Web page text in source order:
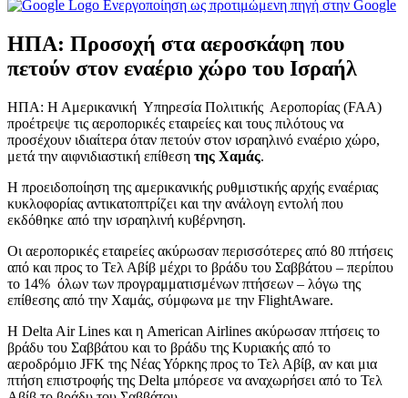
Ενεργοποίηση ως προτιμώμενη πηγή στην Google
ΗΠΑ: Προσοχή στα αεροσκάφη που
πετούν στον εναέριο χώρο του Ισραήλ
ΗΠΑ: Η Αμερικανική Υπηρεσία Πολιτικής Αεροπορίας (FAA)
προέτρεψε τις αεροπορικές εταιρείες και τους πιλότους να
προσέχουν ιδιαίτερα όταν πετούν στον ισραηλινό εναέριο χώρο,
μετά την αιφνιδιαστική επίθεση της Χαμάς.
Η προειδοποίηση της αμερικανικής ρυθμιστικής αρχής εναέριας
κυκλοφορίας αντικατοπτρίζει και την ανάλογη εντολή που
εκδόθηκε από την ισραηλινή κυβέρνηση.
Οι αεροπορικές εταιρείες ακύρωσαν περισσότερες από 80 πτήσεις
από και προς το Τελ Αβίβ μέχρι το βράδυ του Σαββάτου – περίπου
το 14% όλων των προγραμματισμένων πτήσεων – λόγω της
επίθεσης από την Χαμάς, σύμφωνα με την FlightAware.
Η Delta Air Lines και η American Airlines ακύρωσαν πτήσεις το
βράδυ του Σαββάτου και το βράδυ της Κυριακής από το
αεροδρόμιο JFK της Νέας Υόρκης προς το Τελ Αβίβ, αν και μια
πτήση επιστροφής της Delta μπόρεσε να αναχωρήσει από το Τελ